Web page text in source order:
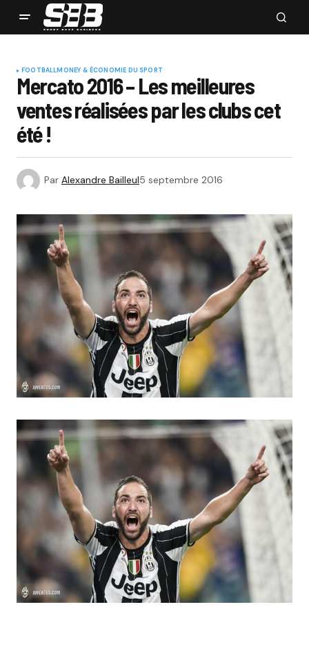
FOOTBALLMONEY & ÉCONOMIE DU SPORT
Mercato 2016 – Les meilleures
ventes réalisées par les clubs cet
été !
Par Alexandre Bailleul5 septembre 2016